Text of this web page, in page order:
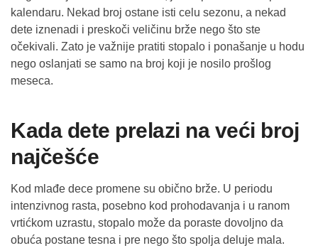
kalendaru. Nekad broj ostane isti celu sezonu, a nekad
dete iznenadi i preskoči veličinu brže nego što ste
očekivali. Zato je važnije pratiti stopalo i ponašanje u hodu
nego oslanjati se samo na broj koji je nosilo prošlog
meseca.
Kada dete prelazi na veći broj
najčešće
Kod mlađe dece promene su obično brže. U periodu
intenzivnog rasta, posebno kod prohodavanja i u ranom
vrtićkom uzrastu, stopalo može da poraste dovoljno da
obuća postane tesna i pre nego što spolja deluje mala.